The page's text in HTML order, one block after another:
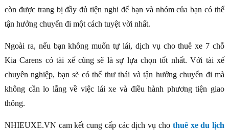
còn được trang bị đầy đủ tiện nghi để bạn và nhóm của bạn có thể
tận hưởng chuyến đi một cách tuyệt vời nhất.
Ngoài ra, nếu bạn không muốn tự lái, dịch vụ cho thuê xe 7 chỗ
Kia Carens có tài xế cũng sẽ là sự lựa chọn tốt nhất. Với tài xế
chuyên nghiệp, bạn sẽ có thể thư thái và tận hưởng chuyến đi mà
không cần lo lắng về việc lái xe và điều hành phương tiện giao
thông.
NHIEUXE.VN cam kết cung cấp các dịch vụ cho thuê xe du lịch